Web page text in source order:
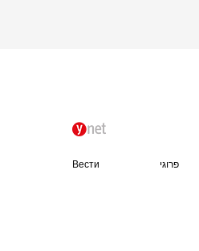
פרוגי Вести